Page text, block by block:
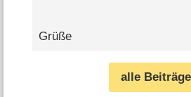
Grüße
alle